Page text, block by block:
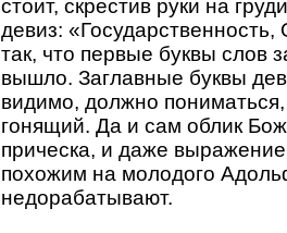
стоит, скрестив руки на
девиз:
так, что первые буквы слов
вышло. Заглавные буквы
видимо, должно
гонящий. Да и сам облик
прическа, и даже
похожим на молодого
недорабатывают.